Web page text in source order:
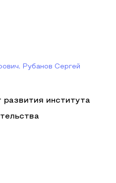
Рубанов Сергей
развития института